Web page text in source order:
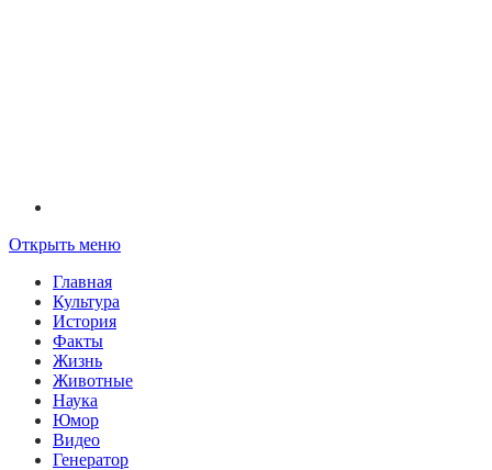
Открыть меню
Главная
Культура
История
Факты
Жизнь
Животные
Наука
Юмор
Видео
Генератор